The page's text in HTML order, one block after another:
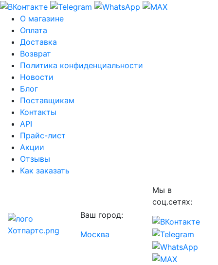
О магазине
Оплата
Доставка
Возврат
Политика конфиденциальности
Новости
Блог
Поставщикам
Контакты
API
Прайс-лист
Акции
Отзывы
Как заказать
Ваш город:
Москва
Мы в
соц.сетях: